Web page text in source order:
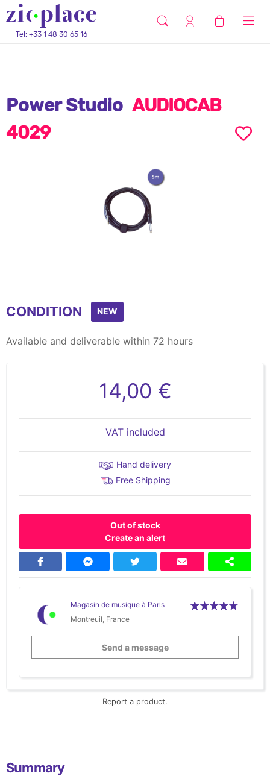
Tel: +33 1 48 30 65 16
Power Studio AUDIOCAB
4029
CONDITION NEW
Available and deliverable within 72 hours
14,00 €
VAT included
Hand delivery
Free Shipping
Out of stock
Create an alert
Magasin de musique à Paris
Montreuil, France
Send a message
Report a product.
Summary